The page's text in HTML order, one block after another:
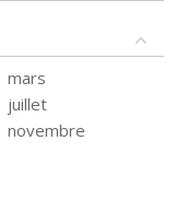
mars
juillet
novembre